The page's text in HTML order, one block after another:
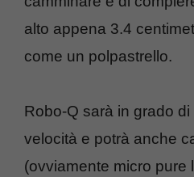
alto appena 3.4
come un polpastrello.
Robo-Q sarà in grado
velocità e potrà anche
(ovviamente micro pure